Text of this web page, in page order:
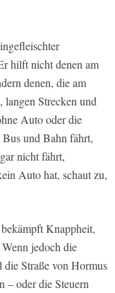
hilft nicht denen am
denen, die am
Strecken und
Auto oder die
und Bahn fährt,
nicht fährt,
Auto hat, schaut zu,
Knappheit,
jedoch die
Straße von Hormus
– oder die Steuern